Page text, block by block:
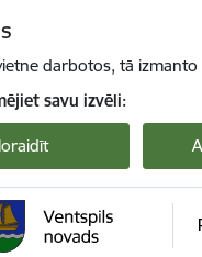
darbotos, tā
savu izvēli: